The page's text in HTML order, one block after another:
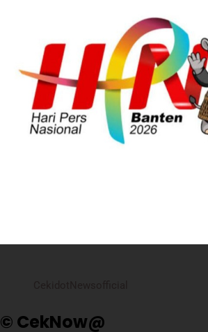
© CekNow@